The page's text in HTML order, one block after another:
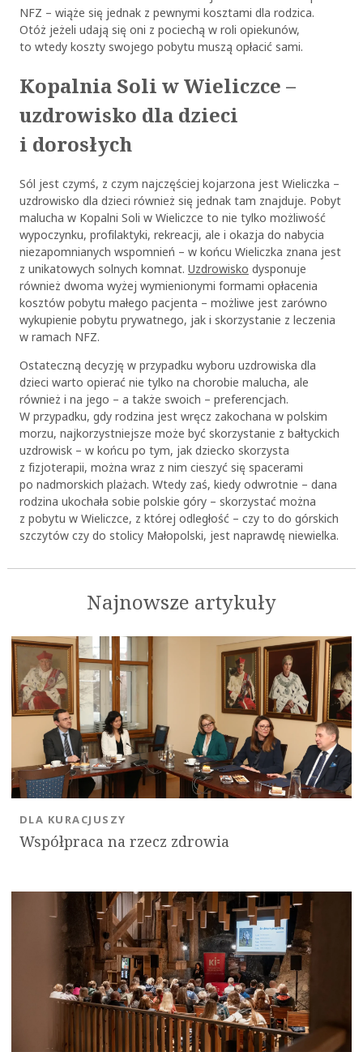
NFZ – wiąże się jednak z pewnymi kosztami dla rodzica.
Otóż jeżeli udają się oni z pociechą w roli opiekunów,
to wtedy koszty swojego pobytu muszą opłacić sami.
Kopalnia Soli w Wieliczce –
uzdrowisko dla dzieci
i dorosłych
Sól jest czymś, z czym najczęściej kojarzona jest Wieliczka –
uzdrowisko dla dzieci również się jednak tam znajduje. Pobyt
malucha w Kopalni Soli w Wieliczce to nie tylko możliwość
wypoczynku, profilaktyki, rekreacji, ale i okazja do nabycia
niezapomnianych wspomnień – w końcu Wieliczka znana jest
z unikatowych solnych komnat. Uzdrowisko dysponuje
również dwoma wyżej wymienionymi formami opłacenia
kosztów pobytu małego pacjenta – możliwe jest zarówno
wykupienie pobytu prywatnego, jak i skorzystanie z leczenia
w ramach NFZ.
Ostateczną decyzję w przypadku wyboru uzdrowiska dla
dzieci warto opierać nie tylko na chorobie malucha, ale
również i na jego – a także swoich – preferencjach.
W przypadku, gdy rodzina jest wręcz zakochana w polskim
morzu, najkorzystniejsze może być skorzystanie z bałtyckich
uzdrowisk – w końcu po tym, jak dziecko skorzysta
z fizjoterapii, można wraz z nim cieszyć się spacerami
po nadmorskich plażach. Wtedy zaś, kiedy odwrotnie – dana
rodzina ukochała sobie polskie góry – skorzystać można
z pobytu w Wieliczce, z której odległość – czy to do górskich
szczytów czy do stolicy Małopolski, jest naprawdę niewielka.
Najnowsze artykuły
Współpraca na rzecz zdrowia
DLA KURACJUSZY